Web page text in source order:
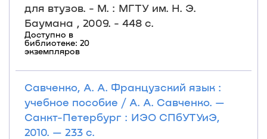
для втузов. - М. : МГТУ им. Н. Э.
Баумана , 2009. - 448 с.
Доступно в
библиотеке: 20
экземпляров
Савченко, А. А. Французский язык :
учебное пособие / А. А. Савченко. —
Санкт-Петербург : ИЭО СПбУТУиЭ,
2010. — 233 с.